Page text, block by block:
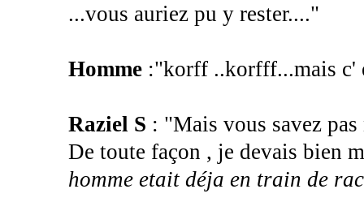
...vous auriez pu y rester...."
Homme :"korff ..korfff...mais c'
Raziel S : "Mais vous savez
De toute façon , je devais bien
homme etait déja en train de